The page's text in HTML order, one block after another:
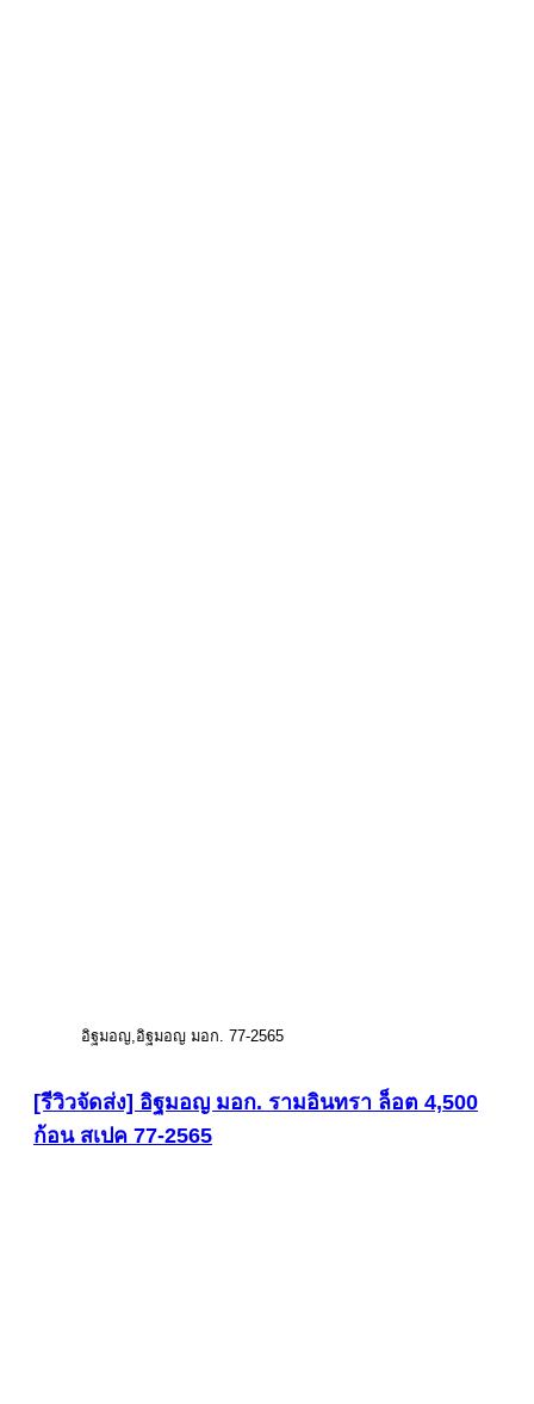
อิฐมอญ อิฐมอญ มอก. 77-2565
[รีวิวจัดส่ง] อิฐมอญ มอก. รามอินทรา ล็อต 4,500
ก้อน สเปค 77-2565